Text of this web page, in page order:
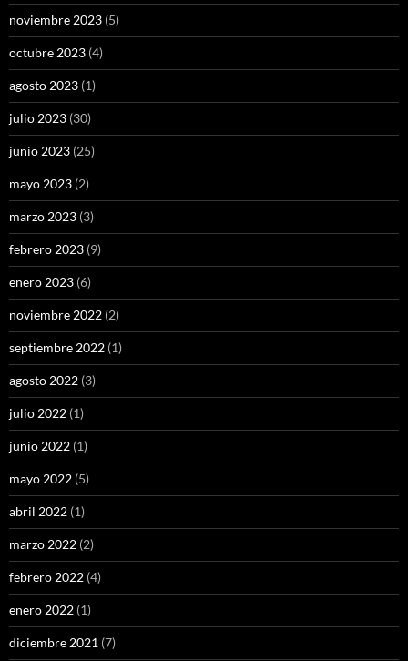
noviembre 2023 (5)
octubre 2023 (4)
agosto 2023 (1)
julio 2023 (30)
junio 2023 (25)
mayo 2023 (2)
marzo 2023 (3)
febrero 2023 (9)
enero 2023 (6)
noviembre 2022 (2)
septiembre 2022 (1)
agosto 2022 (3)
julio 2022 (1)
junio 2022 (1)
mayo 2022 (5)
abril 2022 (1)
marzo 2022 (2)
febrero 2022 (4)
enero 2022 (1)
diciembre 2021 (7)